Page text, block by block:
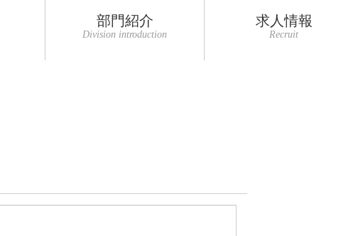
部門紹介
Division introduction
求人情報
Recruit